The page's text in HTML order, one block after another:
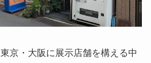
京・大阪に展示店舗を構える中